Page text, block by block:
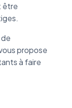
être
propose
à faire